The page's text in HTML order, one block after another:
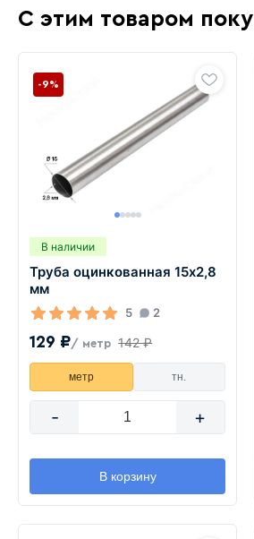
С этим товаром
В наличии
Труба оцинкованная 15х2,8
мм
5 2
129 ₽/ метр 142 ₽
-9%
метр тн.
- +
В корзину